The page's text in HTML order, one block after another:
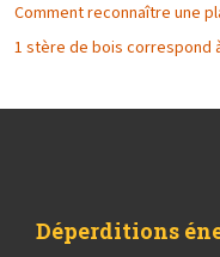
Comment reconnaître une
1 stère de bois correspond
Déperditions